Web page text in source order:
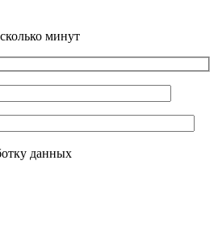
минут
данных